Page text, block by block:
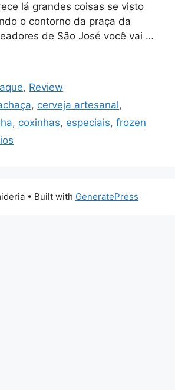
lá grandes coisas se visto
o contorno da praça da
de São José você vai …
, Review
, cerveja artesanal,
, coxinhas, especiais, frozen
• Built with GeneratePress